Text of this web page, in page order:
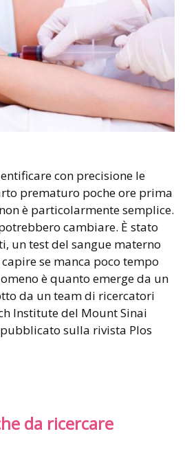
con precisione le
prematuro poche ore prima
è particolarmente semplice.
cambiare. È stato
un test del sangue materno
se manca poco tempo
è quanto emerge da un
da un team di ricercatori
Institute del Mount Sinai
sulla rivista Plos
da ricercare